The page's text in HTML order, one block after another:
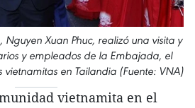
Nguyen Xuan Phuc, realizó una visita y
y empleados de la Embajada, el
vietnamitas en Tailandia (Fuente: VNA)
vietnamita en el